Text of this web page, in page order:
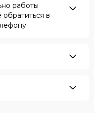
работы
в